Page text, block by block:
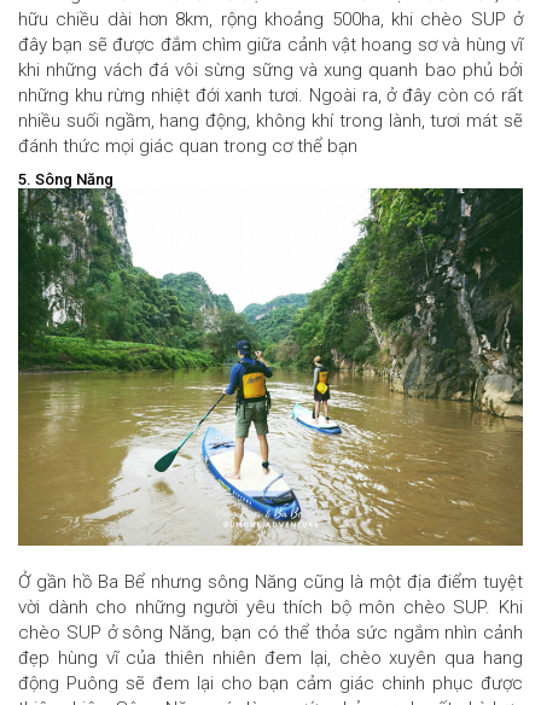
hữu chiều dài hơn 8km, rộng khoảng 500ha, khi chèo SUP ở
đây bạn sẽ được đắm chìm giữa cảnh vật hoang sơ và hùng vĩ
khi những vách đá vôi sừng sững và xung quanh bao phủ bởi
những khu rừng nhiệt đới xanh tươi. Ngoài ra, ở đây còn có rất
nhiều suối ngầm, hang động, không khí trong lành, tươi mát sẽ
đánh thức mọi giác quan trong cơ thể bạn
5. Sông Năng
Ở gần hồ Ba Bể nhưng sông Năng cũng là một địa điểm tuyệt
vời dành cho những người yêu thích bộ môn chèo SUP. Khi
chèo SUP ở sông Năng, bạn có thể thỏa sức ngắm nhìn cảnh
đẹp hùng vĩ của thiên nhiên đem lại, chèo xuyên qua hang
động Puông sẽ đem lại cho bạn cảm giác chinh phục được